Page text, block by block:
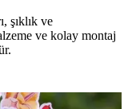
şıklık ve
ve kolay montaj